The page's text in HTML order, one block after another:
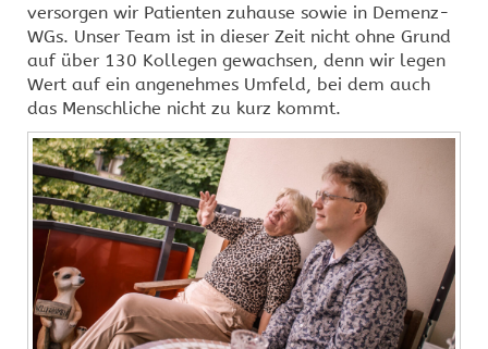
versorgen wir Patienten zuhause sowie in Demenz-
WGs. Unser Team ist in dieser Zeit nicht ohne Grund
auf über 130 Kollegen gewachsen, denn wir legen
Wert auf ein angenehmes Umfeld, bei dem auch
das Menschliche nicht zu kurz kommt.